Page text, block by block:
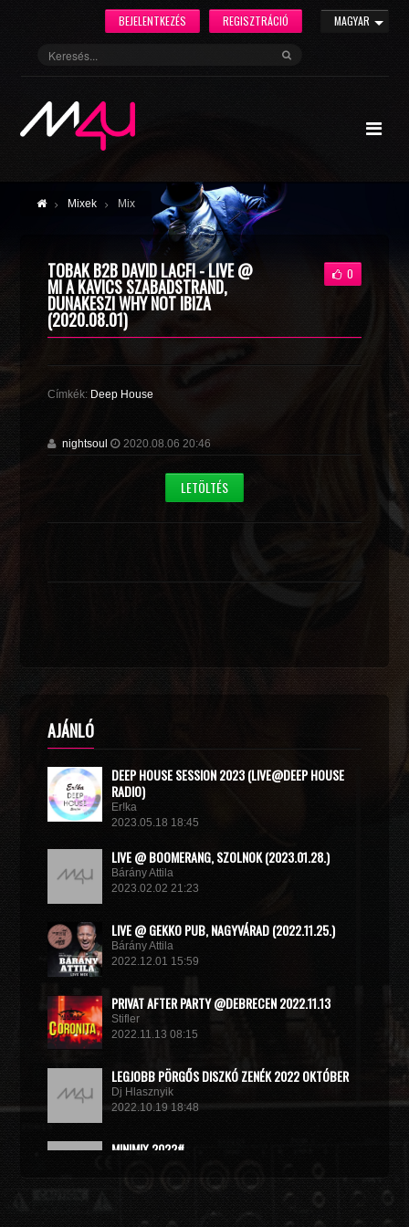
MAGYAR
REGISZTRÁCIÓ
BEJELENTKEZÉS
Mixek Mix
TOBAK B2B DAVID LACFI - LIVE @
MI A KAVICS SZABADSTRAND,
DUNAKESZI WHY NOT IBIZA
(2020.08.01)
0
Címkék: Deep House
nightsoul 2020.08.06 20:46
LETÖLTÉS
AJÁNLÓ
DEEP HOUSE SESSION 2023 (LIVE@DEEP HOUSE
RADIO)
Er!ka
2023.05.18 18:45
LIVE @ BOOMERANG, SZOLNOK (2023.01.28.)
Bárány Attila
2023.02.02 21:23
LIVE @ GEKKO PUB, NAGYVÁRAD (2022.11.25.)
Bárány Attila
2022.12.01 15:59
PRIVAT AFTER PARTY @DEBRECEN 2022.11.13
Stifler
2022.11.13 08:15
LEGJOBB PÖRGŐS DISZKÓ ZENÉK 2022 OKTÓBER
Dj Hlasznyik
2022.10.19 18:48
MINIMIX 2022#
2022.09.02 10:40